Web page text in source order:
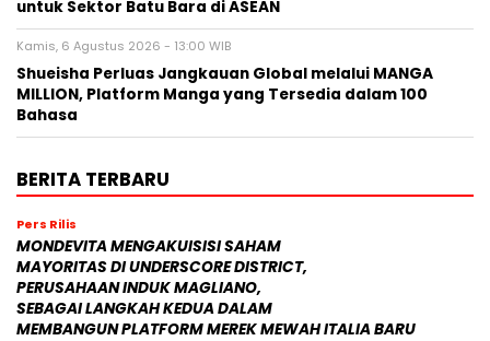
untuk Sektor Batu Bara di ASEAN
Kamis, 6 Agustus 2026 - 13:00 WIB
Shueisha Perluas Jangkauan Global melalui MANGA
MILLION, Platform Manga yang Tersedia dalam 100
Bahasa
BERITA TERBARU
Pers Rilis
MONDEVITA MENGAKUISISI SAHAM
MAYORITAS DI UNDERSCORE DISTRICT,
PERUSAHAAN INDUK MAGLIANO,
SEBAGAI LANGKAH KEDUA DALAM
MEMBANGUN PLATFORM MEREK MEWAH ITALIA BARU